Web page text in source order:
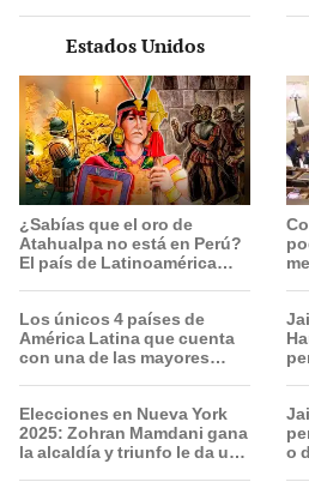
animales rescatados en un
Estados Unidos
¿Sabías que el oro de
Atahualpa no está en Perú?
El país de Latinoamérica
Los únicos 4 países de
América Latina que cuenta
con una de las mayores
Elecciones en Nueva York
2025: Zohran Mamdani gana
la alcaldía y triunfo le da un
o